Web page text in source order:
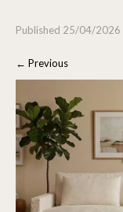
Published 25/04/2026
← Previous